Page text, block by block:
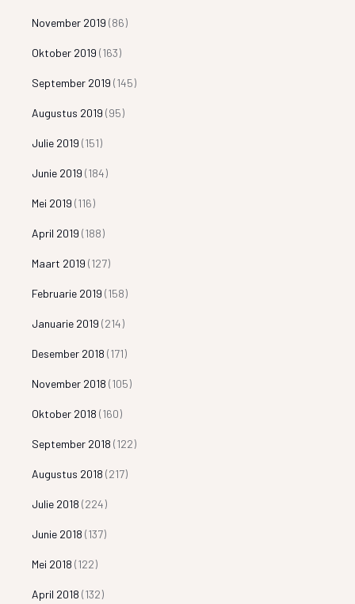
November 2019 (86)
Oktober 2019 (163)
September 2019 (145)
Augustus 2019 (95)
Julie 2019 (151)
Junie 2019 (184)
Mei 2019 (116)
April 2019 (188)
Maart 2019 (127)
Februarie 2019 (158)
Januarie 2019 (214)
Desember 2018 (171)
November 2018 (105)
Oktober 2018 (160)
September 2018 (122)
Augustus 2018 (217)
Julie 2018 (224)
Junie 2018 (137)
Mei 2018 (122)
April 2018 (132)